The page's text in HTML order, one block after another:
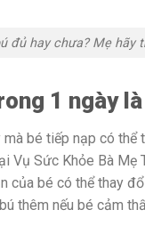
đủ hay chưa? Mẹ hãy
1 ngày
bé tiếp nạp có
Vụ Sức Khỏe Bà
của bé có thể thay
thêm nếu bé cảm